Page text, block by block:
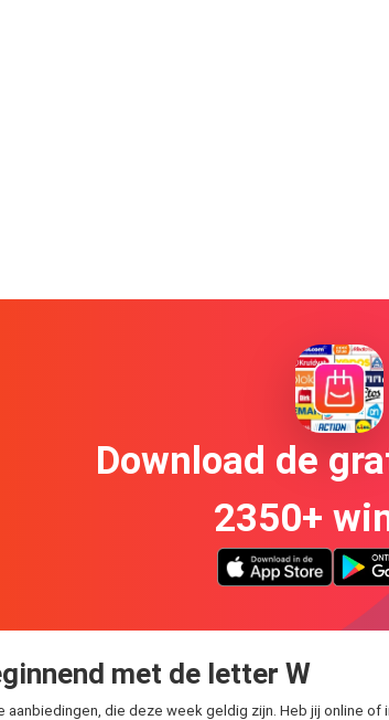
Download de
2350+
met de letter W
aanbiedingen, die deze week geldig zijn. Heb jij online